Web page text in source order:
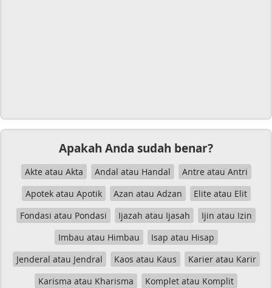
Apakah Anda sudah benar?
Akte atau Akta Andal atau Handal
Antre atau Antri
Apotek atau Apotik
Azan atau Adzan
Elite atau Elit
Fondasi atau Pondasi
Ijazah atau Ijasah
Ijin atau Izin
Imbau atau Himbau
Isap atau Hisap
Jenderal atau Jendral
Kaos atau Kaus
Karier atau Karir
Karisma atau Kharisma
Komplet atau Komplit